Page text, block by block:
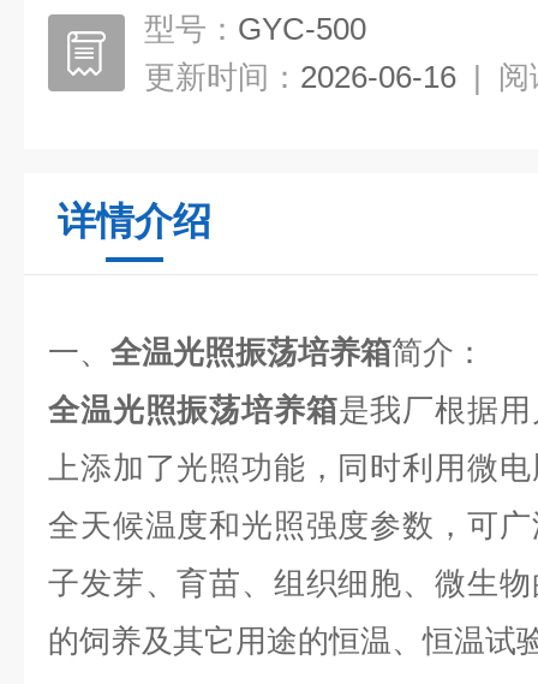
型号： GYC-500
更新时间： 2026-06-16 | 阅
详情介绍
一、 全温光照振荡培养箱简介：
全温光照振荡培养箱是我厂根据
上添加了光照功能，同时利用微
全天候温度和光照强度参数， 可
子发芽、育苗、组织细胞、微生
的饲养及其它用途的恒温、恒温试